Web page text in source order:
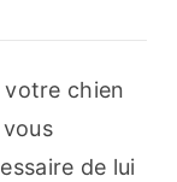
votre chien
de lui